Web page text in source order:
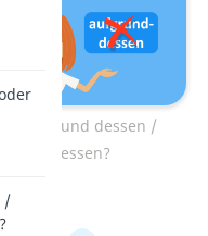
aufgrund dessen /
/